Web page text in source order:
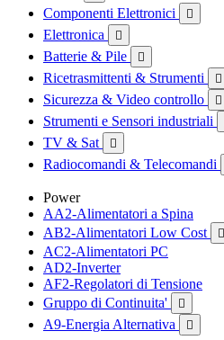
Componenti Elettronici 
Elettronica 
Batterie & Pile 
Ricetrasmittenti & Strumenti 
Sicurezza & Video controllo 
Strumenti e Sensori industriali
TV & Sat 
Radiocomandi & Telecomandi
Power
AA2-Alimentatori a Spina
AB2-Alimentatori Low Cost

AC2-Alimentatori PC
AD2-Inverter
AF2-Regolatori di Tensione
Gruppo di Continuita'

A9-Energia Alternativa 